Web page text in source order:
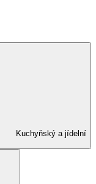
Kuchyňský a jídelní